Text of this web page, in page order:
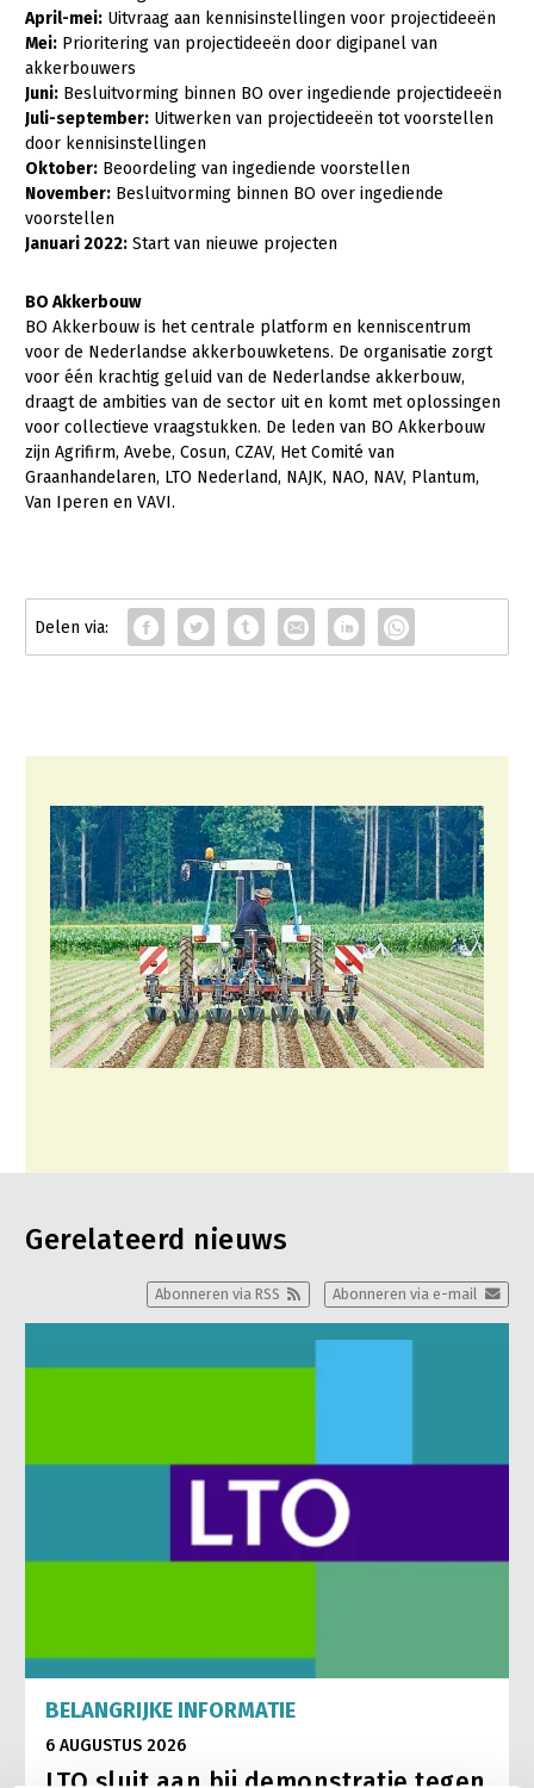
Medewerkers
Vakgroepbestuurders
Vacatures
Pers
Contact
April-mei: Uitvraag aan kennisinstellingen voor projectideeën
Mei: Prioritering van projectideeën door digipanel van
akkerbouwers
Juni: Besluitvorming binnen BO over ingediende projectideeën
Juli-september: Uitwerken van projectideeën tot voorstellen
door kennisinstellingen
Oktober: Beoordeling van ingediende voorstellen
November: Besluitvorming binnen BO over ingediende
voorstellen
Januari 2022: Start van nieuwe projecten
BO Akkerbouw
BO Akkerbouw is het centrale platform en kenniscentrum
voor de Nederlandse akkerbouwketens. De organisatie zorgt
voor één krachtig geluid van de Nederlandse akkerbouw,
draagt de ambities van de sector uit en komt met oplossingen
voor collectieve vraagstukken. De leden van BO Akkerbouw
zijn Agrifirm, Avebe, Cosun, CZAV, Het Comité van
Graanhandelaren, LTO Nederland, NAJK, NAO, NAV, Plantum,
Van Iperen en VAVI.
Gerelateerd nieuws
Abonneren via e-mail
Abonneren via RSS
BELANGRIJKE INFORMATIE
6 AUGUSTUS 2026